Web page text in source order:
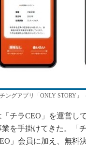
ングアプリ「ONLY STORY」
チラCEO」を運営し
を手掛けてきた。「
」会員に加え、無料